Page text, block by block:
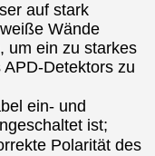
auf stark
Wände
um ein zu starkes
Detektors zu
ein- und
ist;
Polarität des